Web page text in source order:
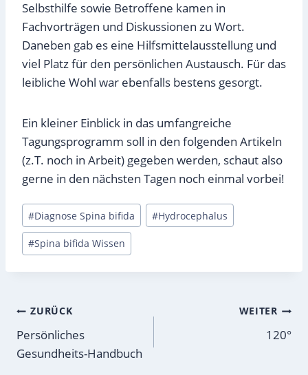
Selbsthilfe sowie Betroffene kamen in
Fachvorträgen und Diskussionen zu Wort.
Daneben gab es eine Hilfsmittelausstellung und
viel Platz für den persönlichen Austausch. Für das
leibliche Wohl war ebenfalls bestens gesorgt.
Ein kleiner Einblick in das umfangreiche
Tagungsprogramm soll in den folgenden Artikeln
(z.T. noch in Arbeit) gegeben werden, schaut also
gerne in den nächsten Tagen noch einmal vorbei!
Schlagworte:
#Diagnose Spina bifida #Hydrocephalus
#Spina bifida Wissen
Beitragsnavigation
ZURÜCK
Persönliches
Gesundheits-Handbuch
WEITER
120°